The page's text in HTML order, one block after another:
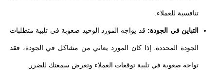
تنافسية للعملاء.
التباين في الجودة: قد يواجه المورد الوحيد صعوبة في تلبية متطلبات
الجودة المحددة. إذا كان المورد يعاني من مشاكل في الجودة، فقد
تواجه صعوبة في تلبية توقعات العملاء وتعرض سمعتك للضرر.